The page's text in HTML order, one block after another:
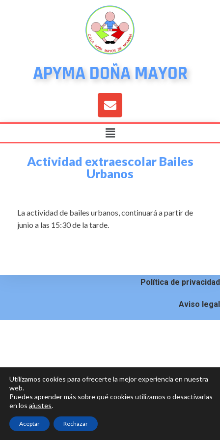
APYMA DOÑA MAYOR
Actividad extraescolar Bailes
Urbanos
La actividad de bailes urbanos, continuará a partir de
junio a las 15:30 de la tarde.
Política de privacidad
Aviso legal
Utilizamos cookies para ofrecerte la mejor experiencia en nuestra
web.
Puedes aprender más sobre qué cookies utilizamos o desactivarlas
en los ajustes.
Aceptar Rechazar